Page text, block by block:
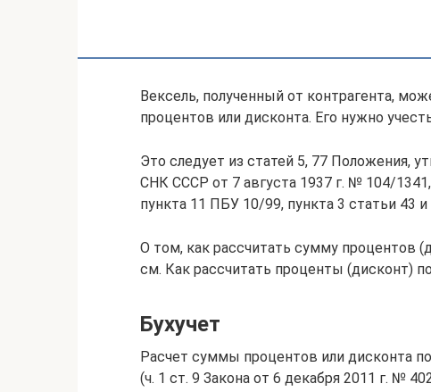
Вексель, полученный от контрагента,
процентов или дисконта. Его нужно
Это следует из статей 5, 77 Положения,
СНК СССР от 7 августа 1937 г. № 104/
пункта 11 ПБУ 10/99, пункта 3 статьи 43
О том, как рассчитать сумму процентов
см. Как рассчитать проценты (дисконт)
Бухучет
Расчет суммы процентов или дисконта
(ч. 1 ст. 9 Закона от 6 декабря 2011 г. №